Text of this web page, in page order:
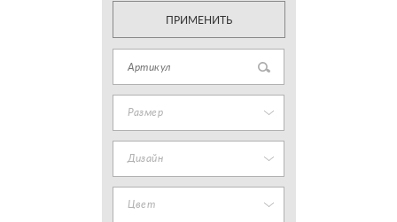
ПРИМЕНИТЬ
Размер
Дизайн
Цвет